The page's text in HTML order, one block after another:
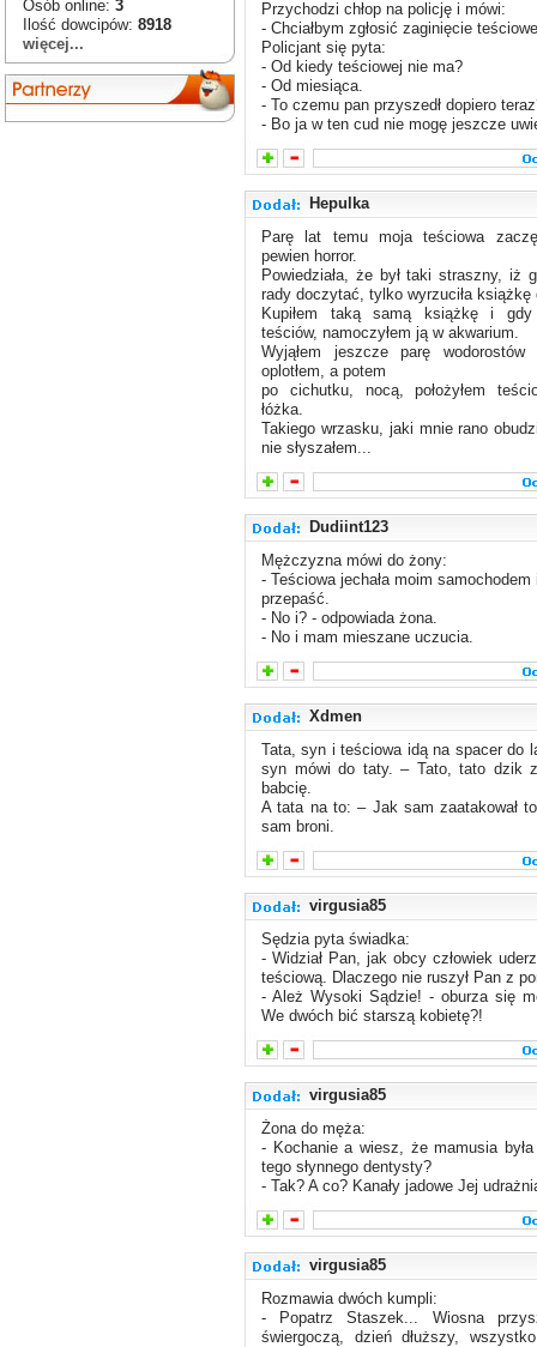
Osób online: 3
Ilość dowcipów: 8918
więcej...
Przychodzi chłop na policję i mówi:
- Chciałbym zgłosić zaginięcie
Policjant się pyta:
- Od kiedy teściowej nie ma?
- Od miesiąca.
- To czemu pan przyszedł dopiero
- Bo ja w ten cud nie mogę jeszcze
Hepulka
Parę lat temu moja teściowa
pewien horror.
Powiedziała, że był taki straszny, iż
rady doczytać, tylko wyrzuciła książkę
Kupiłem taką samą książkę i
teściów, namoczyłem ją w akwarium.
Wyjąłem jeszcze parę
oplotłem, a potem
po cichutku, nocą, położyłem
łóżka.
Takiego wrzasku, jaki mnie rano
nie słyszałem...
Dudiint123
Mężczyzna mówi do żony:
- Teściowa jechała moim samochodem
przepaść.
- No i? - odpowiada żona.
- No i mam mieszane uczucia.
Xdmen
Tata, syn i teściowa idą na spacer do
syn mówi do taty. – Tato, tato dzik
babcię.
A tata na to: – Jak sam zaatakował
sam broni.
virgusia85
Sędzia pyta świadka:
- Widział Pan, jak obcy człowiek
teściową. Dlaczego nie ruszył Pan z
- Ależ Wysoki Sądzie! - oburza się
We dwóch bić starszą kobietę?!
virgusia85
Żona do męża:
- Kochanie a wiesz, że mamusia
tego słynnego dentysty?
- Tak? A co? Kanały jadowe Jej
virgusia85
Rozmawia dwóch kumpli:
- Popatrz Staszek... Wiosna
świergoczą, dzień dłuższy,